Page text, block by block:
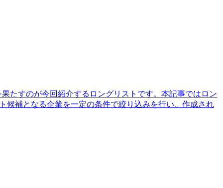
たすのが今回紹介するロングリストです。本記事ではロン
候補となる企業を一定の条件で絞り込みを行い、作成され